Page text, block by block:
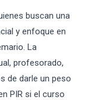
buscan una
y enfoque en
La
profesorado,
de darle un peso
PIR si el curso